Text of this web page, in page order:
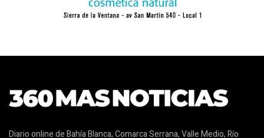
Diario online de Bahía Blanca, Comarca Serrana, Valle Medio, Río